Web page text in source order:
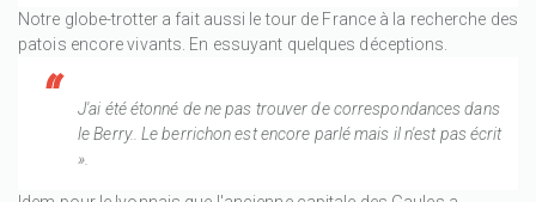
Notre globe-trotter a fait aussi le tour de France à la recherche des
patois encore vivants. En essuyant quelques déceptions.
J'ai été étonné de ne pas trouver de correspondances dans
le Berry.. Le berrichon est encore parlé mais il n'est pas écrit
».